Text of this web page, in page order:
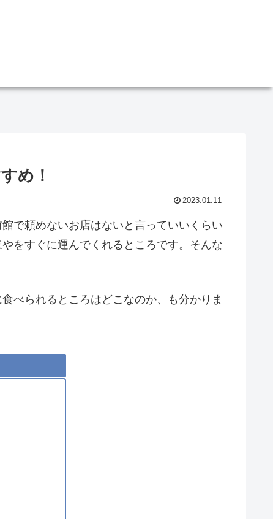
め！
2023.01.11
で頼めないお店はないと言っていいくらい
をすぐに運んでくれるところです。そんな
べられるところはどこなのか、も分かりま